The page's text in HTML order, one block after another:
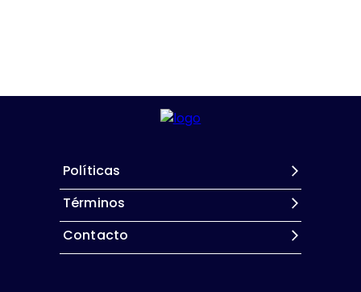
Políticas
Términos
Contacto